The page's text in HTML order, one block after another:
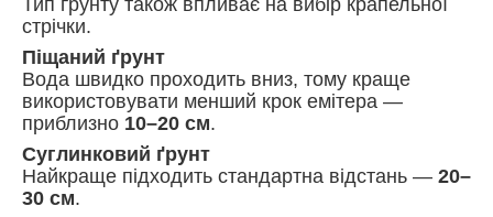
Тип ґрунту також впливає на вибір крапельної
стрічки.
Піщаний ґрунт
Вода швидко проходить вниз, тому краще
використовувати менший крок емітера —
приблизно 10–20 см.
Суглинковий ґрунт
Найкраще підходить стандартна відстань — 20–
30 см.